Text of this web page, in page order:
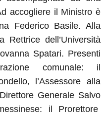
accogliere il Ministro è
Federico Basile. Alla
dell’Università
Spatari. Presenti
comunale: il
l’Assessore alla
Generale Salvo
il Prorettore